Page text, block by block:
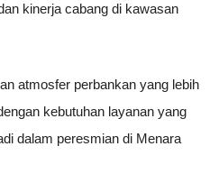
kinerja cabang di kawasan
atmosfer perbankan yang lebih
kebutuhan layanan yang
dalam peresmian di Menara